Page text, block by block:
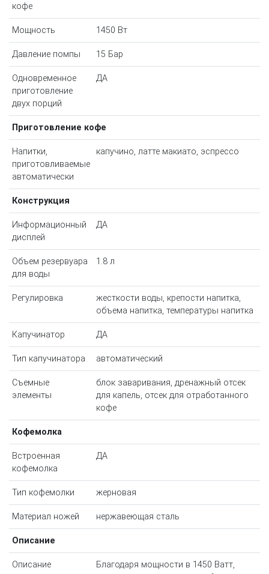
кофе
Мощность 1450 Вт
Давление помпы 15 Бар
Одновременное
приготовление
двух порций
ДА
Приготовление кофе
Напитки,
приготовливаемые
автоматически
капучино, латте макиато, эспрессо
Конструкция
Информационный
дисплей
ДА
Объем резервуара
для воды
1.8 л
Регулировка
жесткости воды, крепости напитка,
объема напитка, температуры напитка
Капучинатор ДА
Тип капучинатора автоматический
Съемные
элементы
блок заваривания, дренажный отсек
для капель, отсек для отработанного
кофе
Кофемолка
Встроенная
кофемолка
ДА
Тип кофемолки жерновая
Материал ножей нержавеющая сталь
Описание
Описание
Благодаря мощности в 1450 Ватт,